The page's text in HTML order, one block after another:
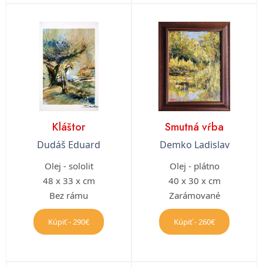
Kláštor
Dudáš Eduard
Olej - sololit
48 x 33 x cm
Bez rámu
Kúpiť - 290€
Smutná vŕba
Demko Ladislav
Olej - plátno
40 x 30 x cm
Zarámované
Kúpiť - 260€